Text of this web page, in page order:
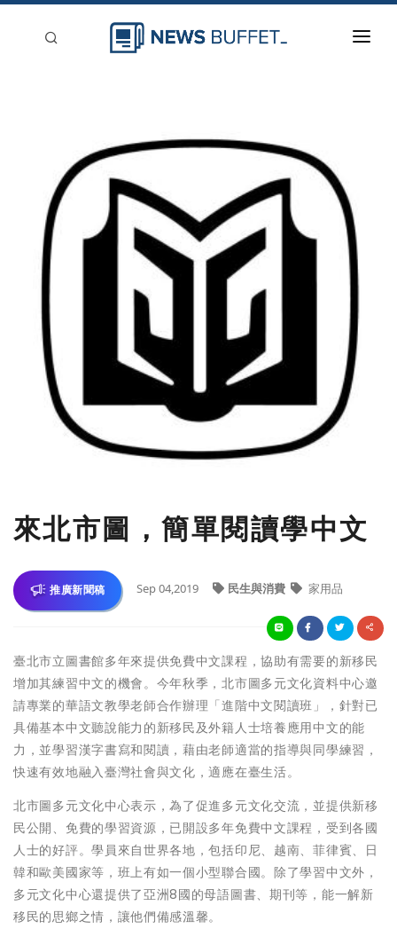
刊登
來北市圖，簡單閱讀學中文
推廣新聞稿 Sep 04,2019 民生與消費 家用品
臺北市立圖書館多年來提供免費中文課程，協助有需要的新移民
增加其練習中文的機會。今年秋季，北市圖多元文化資料中心邀
請專業的華語文教學老師合作辦理「進階中文閱讀班」，針對已
具備基本中文聽說能力的新移民及外籍人士培養應用中文的能
力，並學習漢字書寫和閱讀，藉由老師適當的指導與同學練習，
快速有效地融入臺灣社會與文化，適應在臺生活。
北市圖多元文化中心表示，為了促進多元文化交流，並提供新移
民公開、免費的學習資源，已開設多年免費中文課程，受到各國
人士的好評。學員來自世界各地，包括印尼、越南、菲律賓、日
韓和歐美國家等，班上有如一個小型聯合國。除了學習中文外，
多元文化中心還提供了亞洲8國的母語圖書、期刊等，能一解新
移民的思鄉之情，讓他們備感溫馨。